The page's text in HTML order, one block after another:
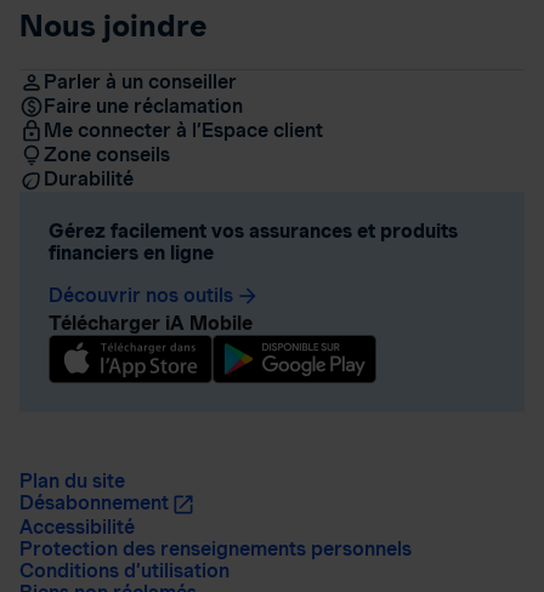
Nous joindre
Parler à un conseiller
Faire une réclamation
Me connecter à l’Espace client
Zone conseils
Durabilité
Gérez facilement vos assurances et produits
financiers en ligne
Découvrir nos outils arrow_forward
Télécharger iA Mobile
Plan du site
Désabonnement
Accessibilité
Protection des renseignements personnels
Conditions d’utilisation